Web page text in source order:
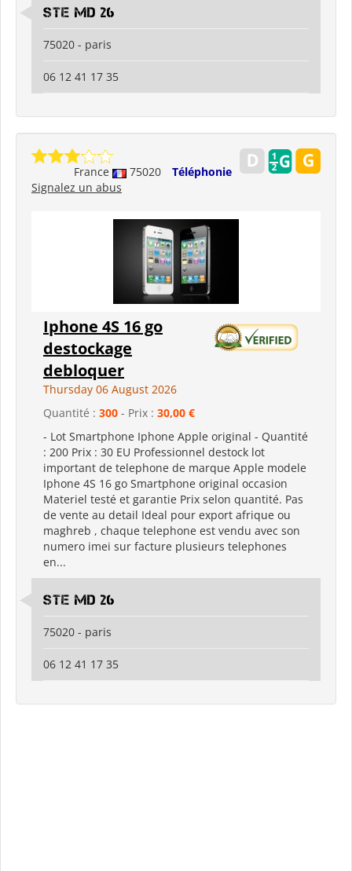
Ste md 26
75020 - paris
06 12 41 17 35
France 75020
Téléphonie
Signalez un abus
Iphone 4S 16 go
destockage
debloquer
Thursday 06 August 2026
Quantité : 300 - Prix : 30,00 €
- Lot Smartphone Iphone Apple original - Quantité
: 200 Prix : 30 EU Professionnel destock lot
important de telephone de marque Apple modele
Iphone 4S 16 go Smartphone original occasion
Materiel testé et garantie Prix selon quantité. Pas
de vente au detail Ideal pour export afrique ou
maghreb , chaque telephone est vendu avec son
numero imei sur facture plusieurs telephones
en...
Ste md 26
75020 - paris
06 12 41 17 35